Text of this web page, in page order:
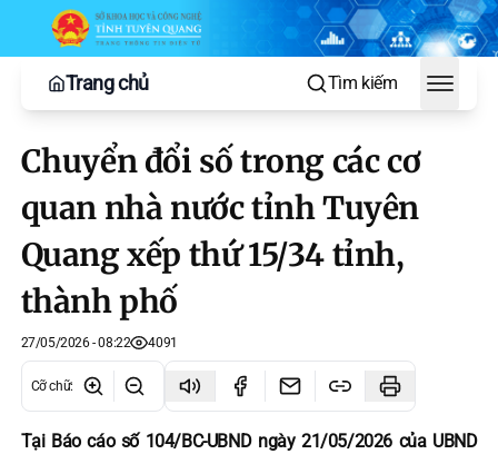
Trang chủ Tìm kiếm
Toggle
Chuyển đổi số trong các cơ
quan nhà nước tỉnh Tuyên
Quang xếp thứ 15/34 tỉnh,
thành phố
27/05/2026 - 08:22 4091
Cỡ chữ:
Tại Báo cáo số 104/BC-UBND ngày 21/05/2026 của UBND